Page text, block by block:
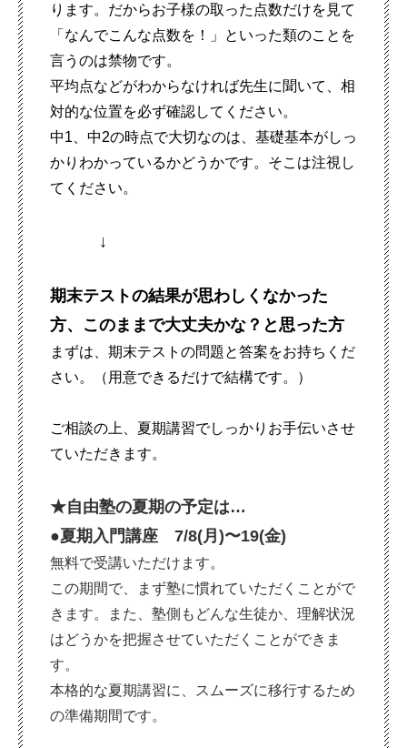
ります。だからお子様の取った点数だけを見て
「なんでこんな点数を！」といった類のことを
言うのは禁物です。
平均点などがわからなければ先生に聞いて、相
対的な位置を必ず確認してください。
中1、中2の時点で大切なのは、基礎基本がしっ
かりわかっているかどうかです。そこは注視し
てください。
↓
期末テストの結果が思わしくなかった
方、このままで大丈夫かな？と思った方
まずは、期末テストの問題と答案をお持ちくだ
さい。（用意できるだけで結構です。）
ご相談の上、夏期講習でしっかりお手伝いさせ
ていただきます。
★自由塾の夏期の予定は…
●夏期入門講座 7/8(月)〜19(金)
無料で受講いただけます。
この期間で、まず塾に慣れていただくことがで
きます。また、塾側もどんな生徒か、理解状況
はどうかを把握させていただくことができま
す。
本格的な夏期講習に、スムーズに移行するため
の準備期間です。